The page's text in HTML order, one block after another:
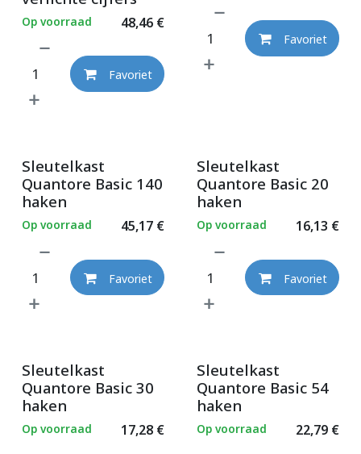
48,46€
Op voorraad
Favoriet
Favoriet
Sleutelkast
Quantore Basic 140
haken
45,17€
Op voorraad
Favoriet
Sleutelkast
Quantore Basic 20
haken
16,13 €
Op voorraad
Favoriet
Sleutelkast
Quantore Basic 30
haken
17,28€
Op voorraad
Sleutelkast
Quantore Basic 54
haken
22,79€
Op voorraad